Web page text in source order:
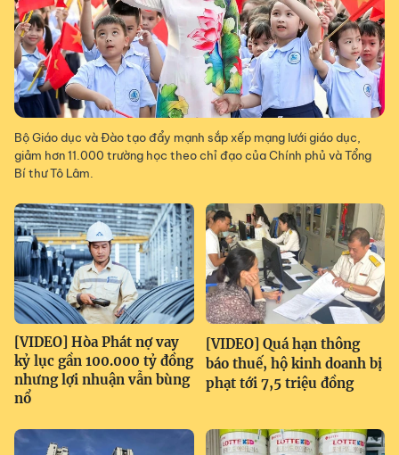
Bộ Giáo dục và Đào tạo đẩy mạnh sắp xếp mạng lưới giáo dục,
giảm hơn 11.000 trường học theo chỉ đạo của Chính phủ và Tổng
Bí thư Tô Lâm.
[VIDEO] Hòa Phát nợ vay
kỷ lục gần 100.000 tỷ đồng
nhưng lợi nhuận vẫn bùng
nổ
[VIDEO] Quá hạn thông
báo thuế, hộ kinh doanh bị
phạt tới 7,5 triệu đồng